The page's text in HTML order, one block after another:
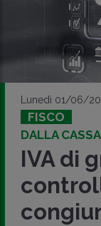
Lunedì 01/06/
FISCO
DALLA
IVA di